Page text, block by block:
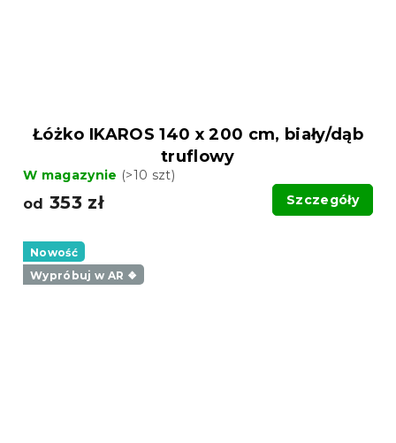
Łóżko IKAROS 140 x 200 cm, biały/dąb
truflowy
W magazynie (>10 szt)
od 353 zł Szczegóły
Nowość
Wypróbuj w AR ❖